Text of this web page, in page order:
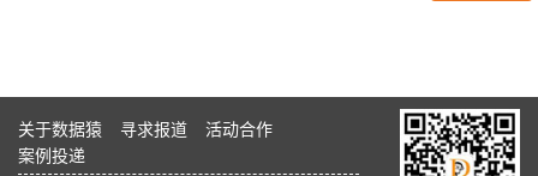
关于数据猿 寻求报道
活动合作
案例投递